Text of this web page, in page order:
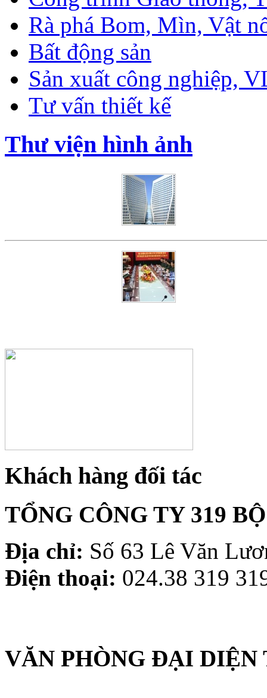
Rà phá Bom, Mìn, Vật
Bất động sản
Sản xuất công nghiệp,
Tư vấn thiết kế
Thư viện hình ảnh
Khách hàng đối tác
TỔNG CÔNG TY 319
Địa chỉ: Số 63 Lê Văn
Điện thoại: 024.38 319
VĂN PHÒNG ĐẠI